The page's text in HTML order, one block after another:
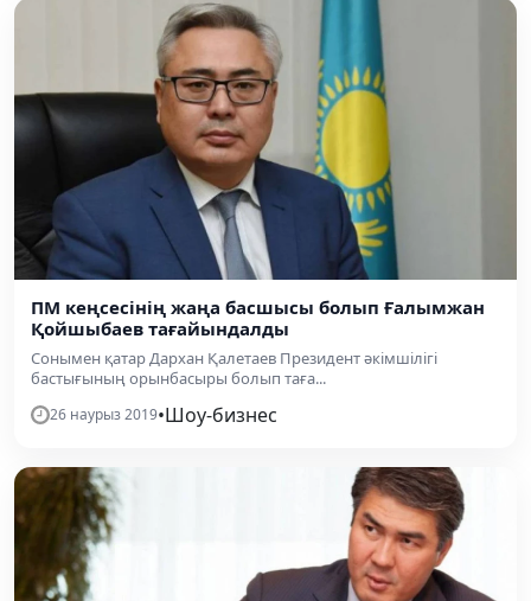
ПМ кеңсесінің жаңа басшысы болып Ғалымжан
Қойшыбаев тағайындалды
Сонымен қатар Дархан Қалетаев Президент әкімшілігі
бастығының орынбасыры болып таға...
26 наурыз 2019•Шоу-бизнес